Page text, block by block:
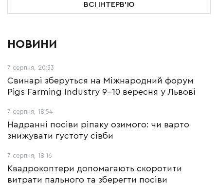
ВСІ ІНТЕРВ'Ю
НОВИНИ
7 серпня, 20:33
Свинарі зберуться на Міжнародний форум
Pigs Farming Industry 9-10 вересня у Львові
7 серпня, 18:54
Надранні посіви ріпаку озимого: чи варто
знижувати густоту сівби
7 серпня, 18:16
Квадрокоптери допомагають скоротити
витрати пального та зберегти посіви